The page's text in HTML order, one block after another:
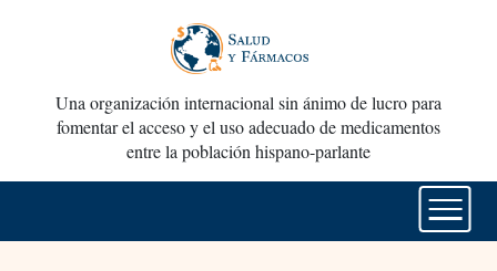
Una organización internacional sin ánimo de lucro para
fomentar el acceso y el uso adecuado de medicamentos
entre la población hispano-parlante